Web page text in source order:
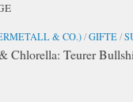
& CO.)/GIFTE/
Chlorella: Teurer